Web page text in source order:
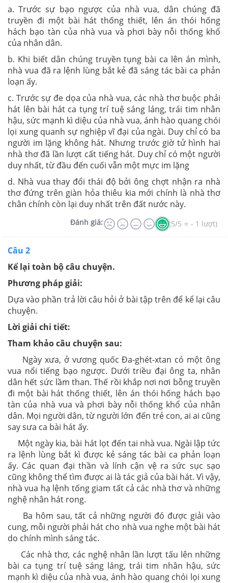
a. Trước sự bạo ngược của nhà vua, dân chúng đã
truyền đi một bài hát thống thiết, lên án thói hống
hách bạo tàn của nhà vua và phơi bày nỗi thống khổ
của nhân dân.
b. Khi biết dân chúng truyền tụng bài ca lên án mình,
nhà vua đã ra lệnh lùng bắt kẻ đã sáng tác bài ca phản
loạn ấy.
c. Trước sự đe dọa của nhà vua, các nhà thơ buộc phải
hát lên bài hát ca tụng trí tuệ sáng láng, trái tim nhân
hậu, sức mạnh kì diệu của nhà vua, ánh hào quang chói
lọi xung quanh sự nghiệp vĩ đại của ngài. Duy chỉ có ba
người im lặng không hát. Nhưng trước giờ tử hình hai
nhà thơ đã lần lượt cất tiếng hát. Duy chỉ có một người
duy nhất, từ đầu đến cuối vẫn một mực im lặng
d. Nhà vua thay đổi thái độ bởi ông chợt nhận ra nhà
thơ đứng trên giàn hỏa thiêu kia mới chính là nhà thơ
chân chính còn lại duy nhất trên đất nước này.
Đánh giá: (5/5 ⭐ - 1 lượt)
Câu 2
Kể lại toàn bộ câu chuyện.
Phương pháp giải:
Dựa vào phần trả lời câu hỏi ở bài tập trên để kể lại câu
chuyện.
Lời giải chi tiết:
Tham khảo câu chuyện sau:
Ngày xưa, ở vương quốc Đa-ghét-xtan có một ông
vua nổi tiếng bạo ngược. Dưới triều đại ông ta, nhân
dân hết sức lầm than. Thế rồi khắp nơi nơi bỗng truyền
đi một bài hát thống thiết, lên án thói hống hách bạo
tàn của nhà vua và phơi bày nỗi thống khổ của nhân
dân. Mọi người dân, từ người lớn đến trẻ con, ai ai cũng
say sưa ca bài hát ấy.
Một ngày kia, bài hát lọt đến tai nhà vua. Ngài lập tức
ra lệnh lùng bắt kì được kẻ sáng tác bài ca phản loạn
ấy. Các quan đại thần và lính cận vệ ra sức sục sạo
cũng không thể tìm được ai là tác giả của bài hát. Vì vậy,
nhà vua hạ lệnh tống giam tất cả các nhà thơ và những
nghệ nhân hát rong.
Ba hôm sau, tất cả những người đó được giải vào
cung, mỗi người phải hát cho nhà vua nghe một bài hát
do chính mình sáng tác.
Các nhà thơ, các nghệ nhân lần lượt tấu lên những
bài ca tụng trí tuệ sáng láng, trái tim nhân hậu, sức
mạnh kì diệu của nhà vua, ánh hào quang chói lọi xung